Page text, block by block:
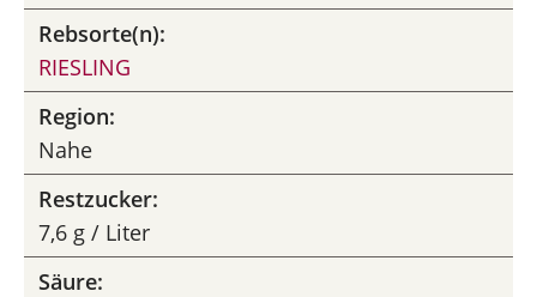
Rebsorte(n):
RIESLING
Region:
Nahe
Restzucker:
7,6 g / Liter
Säure: